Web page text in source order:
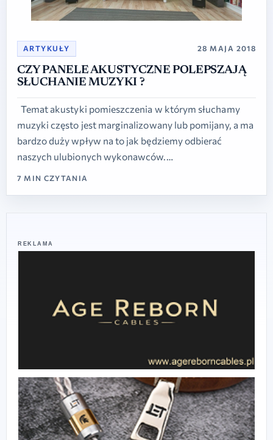
ARTYKUŁY 28 MAJA 2018
CZY PANELE AKUSTYCZNE POLEPSZAJĄ
SŁUCHANIE MUZYKI ?
Temat akustyki pomieszczenia w którym słuchamy
muzyki często jest marginalizowany lub pomijany, a ma
bardzo duży wpływ na to jak będziemy odbierać
naszych ulubionych wykonawców.…
7 MIN CZYTANIA
REKLAMA